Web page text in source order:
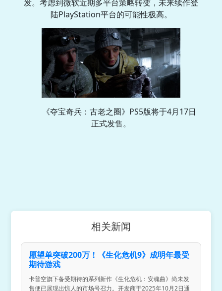
发。考虑到微软近期多平台策略转变，未来续作登
陆PlayStation平台的可能性极高。
《夺宝奇兵：古老之圈》PS5版将于4月17日
正式发售。
相关新闻
愿望单突破200万！《生化危机9》成明年最受
期待游戏
卡普空旗下备受期待的系列新作《生化危机：安魂曲》尚未发
售便已展现出惊人的市场号召力。开发商于2025年10月2日通